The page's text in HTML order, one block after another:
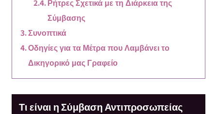
Ρήτρες Σχετικά με τη Διάρκεια της
Σύμβασης
Συνοπτικά
Οδηγίες για τα Μέτρα που Λαμβάνει το
Δικηγορικό μας Γραφείο
Τι είναι η Σύμβαση Αντιπροσωπείας